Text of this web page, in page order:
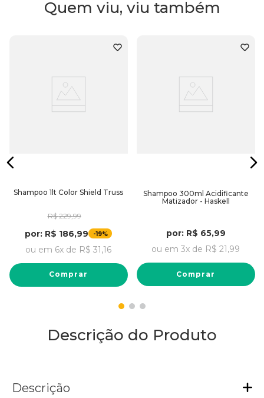
Quem viu, viu também
Shampoo 1lt Color Shield Truss
R$ 229,99
por: R$ 186,99 -19%
ou em 6x de R$ 31,16
Comprar
Shampoo 300ml Acidificante
Matizador - Haskell
por: R$ 65,99
ou em 3x de R$ 21 ,99
Comprar
Descrição do Produto
Descrição